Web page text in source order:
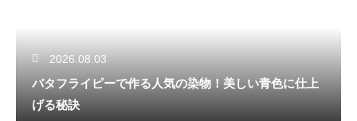
2026.08.03
バタフライピーで作る人気の染物！美しい青色に仕上
げる秘訣